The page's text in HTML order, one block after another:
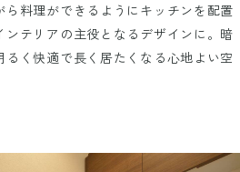
料理ができるようにキッチンを配置
ンテリアの主役となるデザインに。暗
るく快適で長く居たくなる心地よい空